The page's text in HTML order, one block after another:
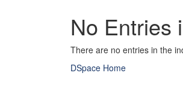
No Entries
There are no entries in the
DSpace Home